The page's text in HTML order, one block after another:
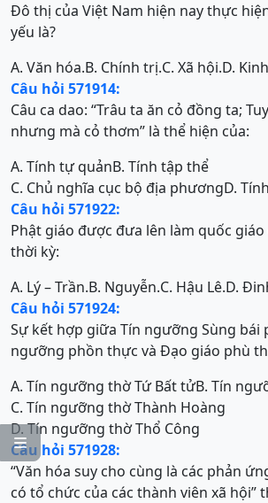

Đô thị của Việt Nam hiện nay thực
yếu là?
A. Văn hóa.B. Chính trị.C. Xã hội.D.
Câu hỏi 571914:
Câu ca dao: “Trâu ta ăn cỏ đồng ta;
nhưng mà cỏ thơm” là thể hiện của:
A. Tính tự quảnB. Tính tập thể
C. Chủ nghĩa cục bộ địa phươngD.
Câu hỏi 571922:
Phật giáo được đưa lên làm quốc
thời kỳ:
A. Lý – Trần.B. Nguyễn.C. Hậu Lê.D.
Câu hỏi 571924:
Sự kết hợp giữa Tín ngưỡng Sùng bái
ngưỡng phồn thực và Đạo giáo phù
A. Tín ngưỡng thờ Tứ Bất tửB. Tín
C. Tín ngưỡng thờ Thành Hoàng
D. Tín ngưỡng thờ Thổ Công
Câu hỏi 571928:
“Văn hóa suy cho cùng là các phản
có tổ chức của các thành viên xã hội”